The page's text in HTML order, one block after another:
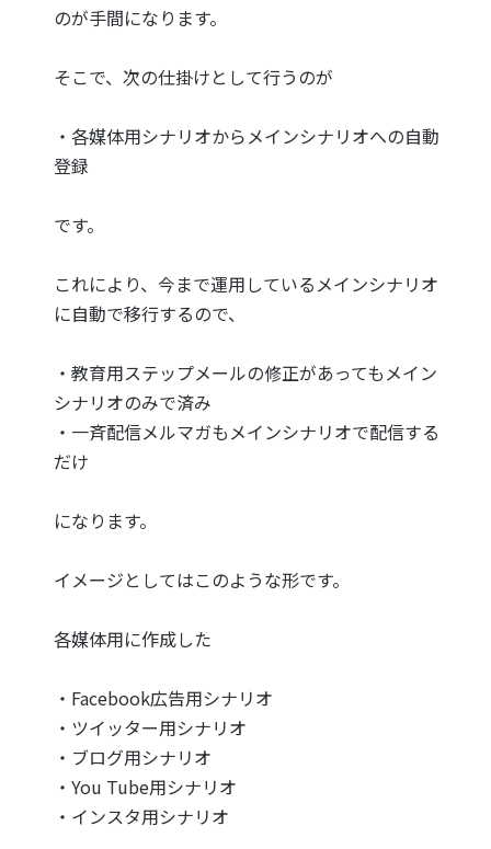
のが手間になります。
そこで、次の仕掛けとして行うのが
・各媒体用シナリオからメインシナリオへの自動
登録
です。
これにより、今まで運用しているメインシナリオ
に自動で移行するので、
・教育用ステップメールの修正があってもメイン
シナリオのみで済み
・一斉配信メルマガもメインシナリオで配信する
だけ
になります。
イメージとしてはこのような形です。
各媒体用に作成した
・Facebook広告用シナリオ
・ツイッター用シナリオ
・ブログ用シナリオ
・You Tube用シナリオ
・インスタ用シナリオ